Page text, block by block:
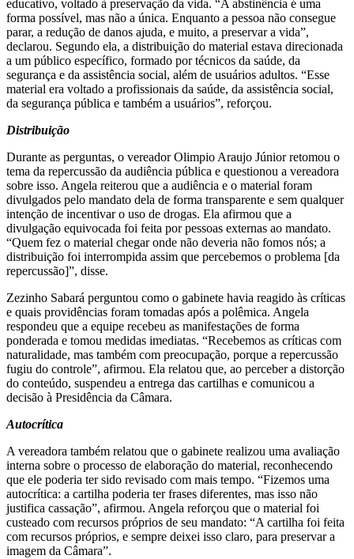
educativo, voltado à preservação da vida. “A abstinência é uma
forma possível, mas não a única. Enquanto a pessoa não consegue
parar, a redução de danos ajuda, e muito, a preservar a vida”,
declarou. Segundo ela, a distribuição do material estava direcionada
a um público específico, formado por técnicos da saúde, da
segurança e da assistência social, além de usuários adultos. “Esse
material era voltado a profissionais da saúde, da assistência social,
da segurança pública e também a usuários”, reforçou.
Distribuição
Durante as perguntas, o vereador Olimpio Araujo Júnior retomou o
tema da repercussão da audiência pública e questionou a vereadora
sobre isso. Angela reiterou que a audiência e o material foram
divulgados pelo mandato dela de forma transparente e sem qualquer
intenção de incentivar o uso de drogas. Ela afirmou que a
divulgação equivocada foi feita por pessoas externas ao mandato.
“Quem fez o material chegar onde não deveria não fomos nós; a
distribuição foi interrompida assim que percebemos o problema [da
repercussão]”, disse.
Zezinho Sabará perguntou como o gabinete havia reagido às críticas
e quais providências foram tomadas após a polêmica. Angela
respondeu que a equipe recebeu as manifestações de forma
ponderada e tomou medidas imediatas. “Recebemos as críticas com
naturalidade, mas também com preocupação, porque a repercussão
fugiu do controle”, afirmou. Ela relatou que, ao perceber a distorção
do conteúdo, suspendeu a entrega das cartilhas e comunicou a
decisão à Presidência da Câmara.
Autocrítica
A vereadora também relatou que o gabinete realizou uma avaliação
interna sobre o processo de elaboração do material, reconhecendo
que ele poderia ter sido revisado com mais tempo. “Fizemos uma
autocrítica: a cartilha poderia ter frases diferentes, mas isso não
justifica cassação”, afirmou. Angela reforçou que o material foi
custeado com recursos próprios de seu mandato: “A cartilha foi feita
com recursos próprios, e sempre deixei isso claro, para preservar a
imagem da Câmara”.